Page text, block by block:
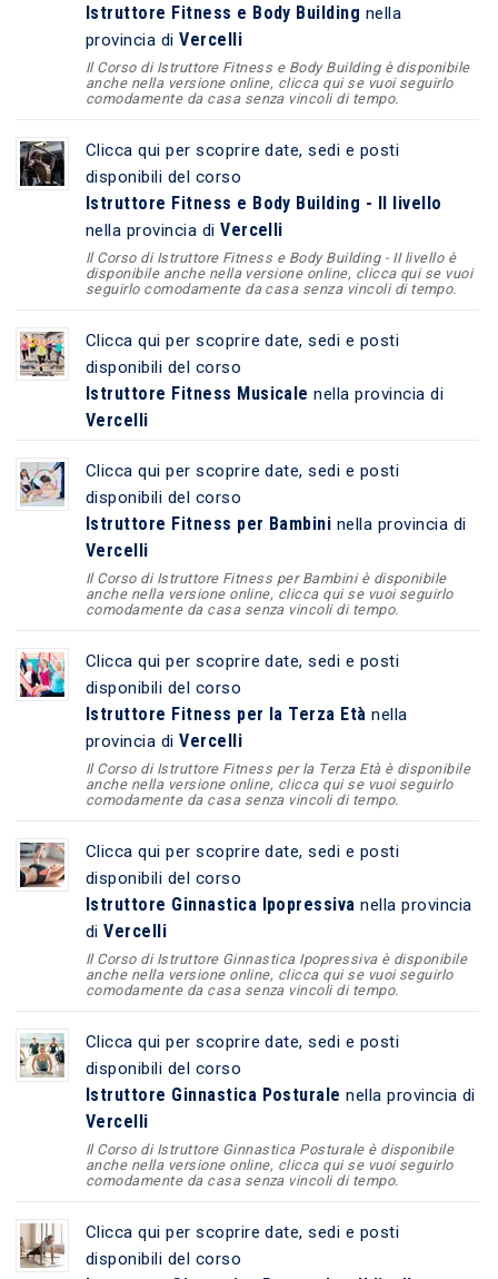
Istruttore Fitness e Body Building nella
provincia diVercelli
Il Corso di Istruttore Fitness e Body Building è disponibile
anche nella versione online, clicca qui se vuoi seguirlo
comodamente da casa senza vincoli di tempo.
Clicca qui per scoprire date, sedi e posti
disponibili del corso
Istruttore Fitness e Body Building - II livello
nella provincia diVercelli
Il Corso di Istruttore Fitness e Body Building - II livello è
disponibile anche nella versione online, clicca qui se vuoi
seguirlo comodamente da casa senza vincoli di tempo.
Clicca qui per scoprire date, sedi e posti
disponibili del corso
Istruttore Fitness Musicale nella provincia di
Vercelli
Clicca qui per scoprire date, sedi e posti
disponibili del corso
Istruttore Fitness per Bambini nella provincia di
Vercelli
Il Corso di Istruttore Fitness per Bambini è disponibile
anche nella versione online, clicca qui se vuoi seguirlo
comodamente da casa senza vincoli di tempo.
Clicca qui per scoprire date, sedi e posti
disponibili del corso
Istruttore Fitness per la Terza Età nella
provincia diVercelli
Il Corso di Istruttore Fitness per la Terza Età è disponibile
anche nella versione online, clicca qui se vuoi seguirlo
comodamente da casa senza vincoli di tempo.
Clicca qui per scoprire date, sedi e posti
disponibili del corso
Istruttore Ginnastica Ipopressiva nella provincia
diVercelli
Il Corso di Istruttore Ginnastica Ipopressiva è disponibile
anche nella versione online, clicca qui se vuoi seguirlo
comodamente da casa senza vincoli di tempo.
Clicca qui per scoprire date, sedi e posti
disponibili del corso
Istruttore Ginnastica Posturale nella provincia di
Vercelli
Il Corso di Istruttore Ginnastica Posturale è disponibile
anche nella versione online, clicca qui se vuoi seguirlo
comodamente da casa senza vincoli di tempo.
Clicca qui per scoprire date, sedi e posti
disponibili del corso